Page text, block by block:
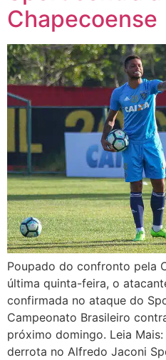
Chapecoense
Poupado do confronto pela
última quinta-feira, o
confirmada no ataque do
Campeonato Brasileiro
próximo domingo. Leia
derrota no Alfredo Jaconi